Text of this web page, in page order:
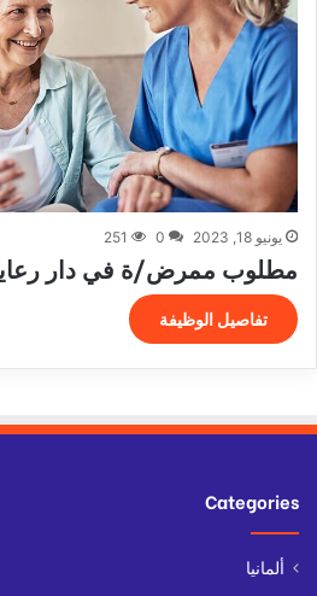
يونيو 18, 2023 0
251
مطلوب ممرض/ة في دار
تفاصيل الوظيفة
Categories
ألمانيا